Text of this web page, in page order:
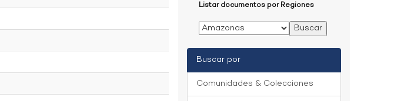
Listar documentos por Regiones
Buscar por
Comunidades & Colecciones